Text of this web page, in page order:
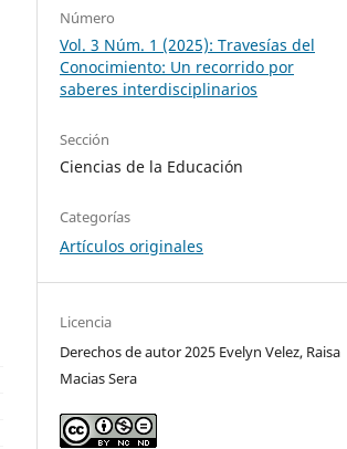
Número
Vol. 3 Núm. 1 (2025): Travesías del
Conocimiento: Un recorrido por
saberes interdisciplinarios
Sección
Ciencias de la Educación
Categorías
Artículos originales
Licencia
Derechos de autor 2025 Evelyn Velez, Raisa
Macias Sera